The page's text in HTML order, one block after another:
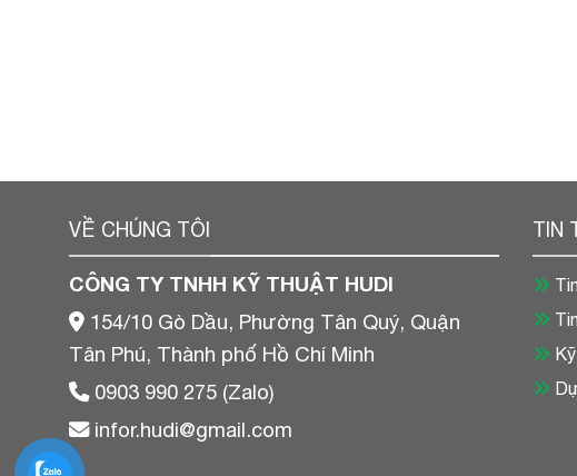
VỀ CHÚNG TÔI
CÔNG TY TNHH KỸ THUẬT HUDI
154/10 Gò Dầu, Phường Tân Quý, Quận
Tân Phú, Thành phố Hồ Chí Minh
0903 990 275 (Zalo)
infor.hudi@gmail.com
TIN